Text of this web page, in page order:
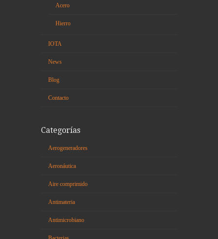
Acero
Hierro
IOTA
News
Blog
Contacto
Categorías
Aerogeneradores
Aeronáutica
Aire comprimido
Antimateria
Antimicrobiano